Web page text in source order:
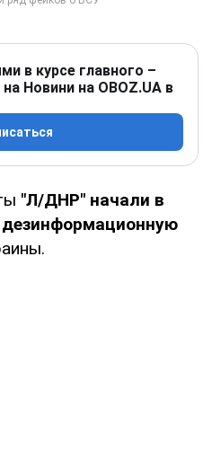
в курсе главного –
Новини на OBOZ.UA в
"Л/ДНР" начали в